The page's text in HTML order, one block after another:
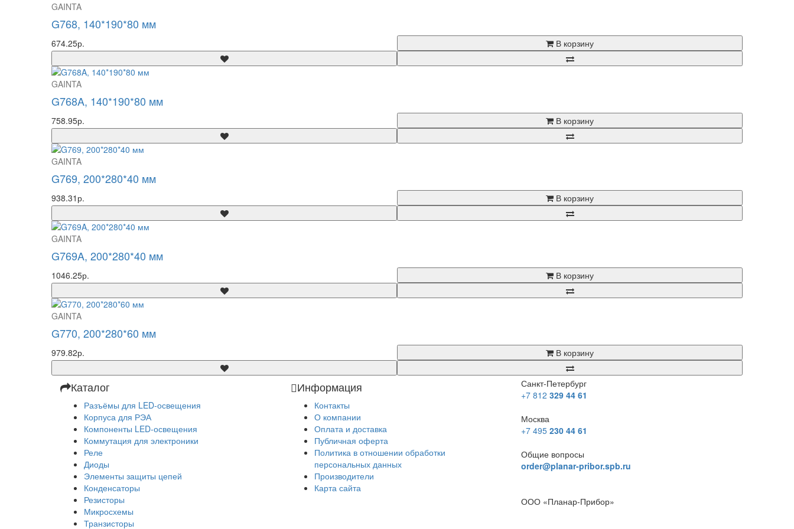
GAINTA
G768, 140*190*80 мм
674.25р. В корзину
GAINTA
G768A, 140*190*80 мм
758.95р. В корзину
GAINTA
G769, 200*280*40 мм
938.31р. В корзину
GAINTA
G769A, 200*280*40 мм
1046.25р. В корзину
GAINTA
G770, 200*280*60 мм
979.82р. В корзину
Каталог
Разъёмы для LED-освещения
Корпуса для РЭА
Компоненты LED-освещения
Коммутация для электроники
Реле
Диоды
Элементы защиты цепей
Конденсаторы
Резисторы
Микросхемы
Транзисторы
Информация
Контакты
О компании
Оплата и доставка
Публичная оферта
Политика в отношении обработки
персональных данных
Производители
Карта сайта
Санкт-Петербург
+7 812 329 44 61
Москва
+7 495 230 44 61
Общие вопросы
order@planar-pribor.spb.ru
ООО «Планар-Прибор»